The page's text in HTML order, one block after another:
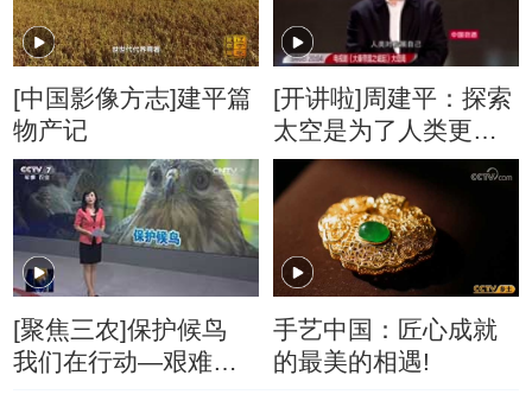
[中国影像方志]建平篇
物产记
[开讲啦]周建平：探索
太空是为了人类更好
地发现与发展
[聚焦三农]保护候鸟
我们在行动—艰难的
手艺中国：匠心成就
的最美的相遇!